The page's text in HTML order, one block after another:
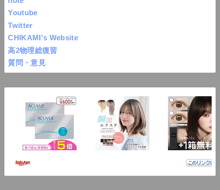
Youtube
Twitter
CHIKAMI's Website
高2物理総復習
質問・意見